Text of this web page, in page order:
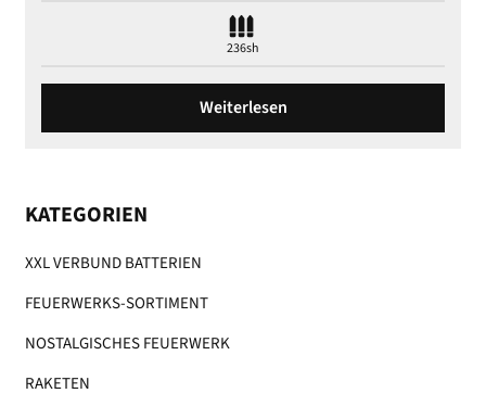
236sh
Weiterlesen
KATEGORIEN
XXL VERBUND BATTERIEN
FEUERWERKS-SORTIMENT
NOSTALGISCHES FEUERWERK
RAKETEN